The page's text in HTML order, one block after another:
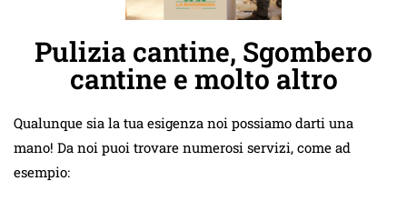
Pulizia cantine, Sgombero
cantine e molto altro
Qualunque sia la tua esigenza noi possiamo darti una
mano! Da noi puoi trovare numerosi servizi, come ad
esempio: